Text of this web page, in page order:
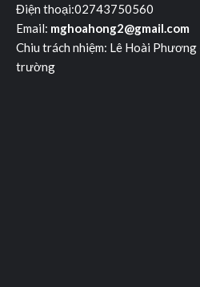
Điện thoại:02743750560
Email: mghoahong2@gmail.com
Chiu trách nhiệm: Lê Hoài
trường